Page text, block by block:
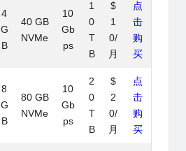
4
G
B
40 GB
NVMe
10
Gb
ps
1
0
T
B
$
1
0/
月
点
击
购
买
8
G
B
80 GB
NVMe
10
Gb
ps
2
0
T
B
$
2
0/
月
点
击
购
买